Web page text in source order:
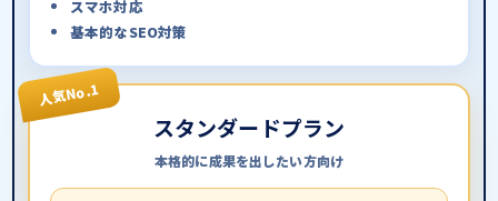
スマホ対応
基本的なSEO対策
人気No.1
スタンダードプラン
本格的に成果を出したい方向け